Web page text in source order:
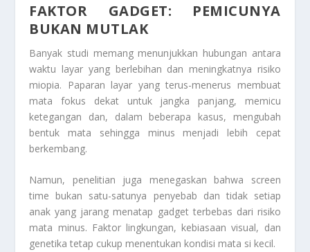
FAKTOR GADGET: PEMICUNYA
BUKAN MUTLAK
Banyak studi memang menunjukkan hubungan antara
waktu layar yang berlebihan dan meningkatnya risiko
miopia. Paparan layar yang terus-menerus membuat
mata fokus dekat untuk jangka panjang, memicu
ketegangan dan, dalam beberapa kasus, mengubah
bentuk mata sehingga minus menjadi lebih cepat
berkembang.
Namun, penelitian juga menegaskan bahwa screen
time bukan satu-satunya penyebab dan tidak setiap
anak yang jarang menatap gadget terbebas dari risiko
mata minus. Faktor lingkungan, kebiasaan visual, dan
genetika tetap cukup menentukan kondisi mata si kecil.